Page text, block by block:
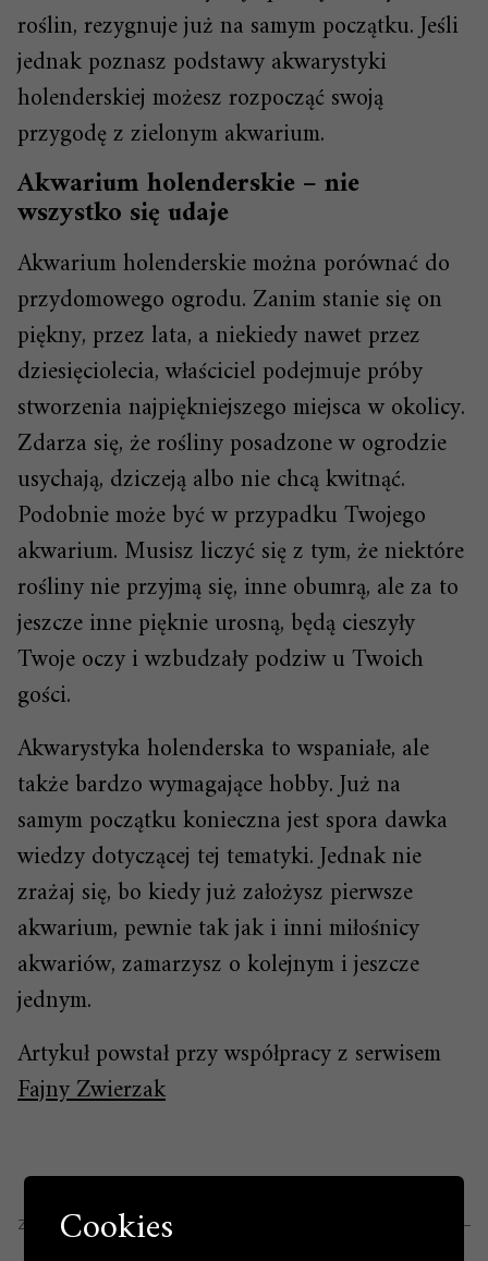
roślin, rezygnuje już na samym początku. Jeśli
jednak poznasz podstawy akwarystyki
holenderskiej możesz rozpocząć swoją
przygodę z zielonym akwarium.
Akwarium holenderskie – nie
wszystko się udaje
Akwarium holenderskie można porównać do
przydomowego ogrodu. Zanim stanie się on
piękny, przez lata, a niekiedy nawet przez
dziesięciolecia, właściciel podejmuje próby
stworzenia najpiękniejszego miejsca w okolicy.
Zdarza się, że rośliny posadzone w ogrodzie
usychają, dziczeją albo nie chcą kwitnąć.
Podobnie może być w przypadku Twojego
akwarium. Musisz liczyć się z tym, że niektóre
rośliny nie przyjmą się, inne obumrą, ale za to
jeszcze inne pięknie urosną, będą cieszyły
Twoje oczy i wzbudzały podziw u Twoich
gości.
Akwarystyka holenderska to wspaniałe, ale
także bardzo wymagające hobby. Już na
samym początku konieczna jest spora dawka
wiedzy dotyczącej tej tematyki. Jednak nie
zrażaj się, bo kiedy już założysz pierwsze
akwarium, pewnie tak jak i inni miłośnicy
akwariów, zamarzysz o kolejnym i jeszcze
jednym.
Artykuł powstał przy współpracy z serwisem
Fajny Zwierzak
ZOBACZ RÓWNIEŻ
Cookies